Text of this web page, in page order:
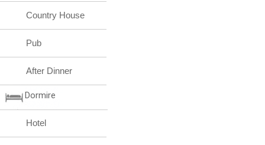
Country House
Pub
After Dinner
Dormire
Hotel